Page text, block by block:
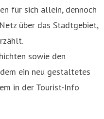
für sich allein, dennoch
über das Stadtgebiet,
sowie den
ein neu gestaltetes
in der Tourist-Info